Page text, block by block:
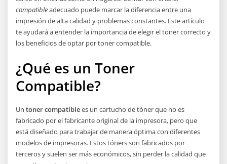
compatibleadecuado puede marcar la diferencia entre una
impresión de alta calidad y problemas constantes. Este artículo
te ayudará a entender la importancia de elegir el toner correcto y
los beneficios de optar por toner compatible.
¿Qué es un Toner
Compatible?
Untoner compatiblees un cartucho de tóner que no es
fabricado por el fabricante original de la impresora, pero que
está diseñado para trabajar de manera óptima con diferentes
modelos de impresoras. Estos tóners son fabricados por
terceros y suelen ser más económicos, sin perder la calidad que